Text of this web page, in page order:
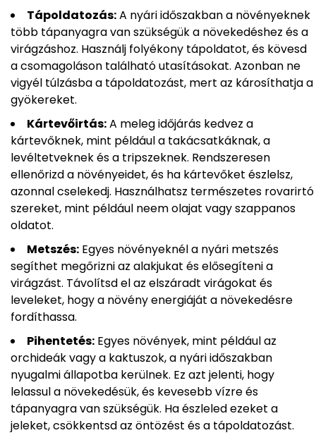
Tápoldatozás:A nyári időszakban a növényeknek
több tápanyagra van szükségük a növekedéshez és a
virágzáshoz. Használj folyékony tápoldatot, és kövesd
a csomagoláson található utasításokat. Azonban ne
vigyél túlzásba a tápoldatozást, mert az károsíthatja a
gyökereket.
Kártevőirtás:A meleg időjárás kedvez a
kártevőknek, mint például a takácsatkáknak, a
levéltetveknek és a tripszeknek. Rendszeresen
ellenőrizd a növényeidet, és ha kártevőket észlelsz,
azonnal cselekedj. Használhatsz természetes rovarirtó
szereket, mint például neem olajat vagy szappanos
oldatot.
Metszés: Egyes növényeknél a nyári metszés
segíthet megőrizni az alakjukat és elősegíteni a
virágzást. Távolítsd el az elszáradt virágokat és
leveleket, hogy a növény energiáját a növekedésre
fordíthassa.
Pihentetés: Egyes növények, mint például az
orchideák vagy a kaktuszok, a nyári időszakban
nyugalmi állapotba kerülnek. Ez azt jelenti, hogy
lelassul a növekedésük, és kevesebb vízre és
tápanyagra van szükségük. Ha észleled ezeket a
jeleket, csökkentsd az öntözést és a tápoldatozást.